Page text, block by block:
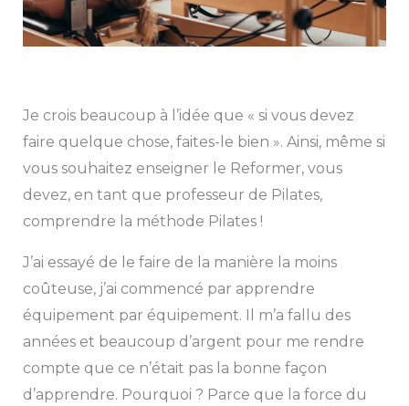
Je crois beaucoup à l’idée que « si vous devez
faire quelque chose, faites-le bien ». Ainsi, même si
vous souhaitez enseigner le Reformer, vous
devez, en tant que professeur de Pilates,
comprendre la méthode Pilates !
J’ai essayé de le faire de la manière la moins
coûteuse, j’ai commencé par apprendre
équipement par équipement. Il m’a fallu des
années et beaucoup d’argent pour me rendre
compte que ce n’était pas la bonne façon
d’apprendre. Pourquoi ? Parce que la force du